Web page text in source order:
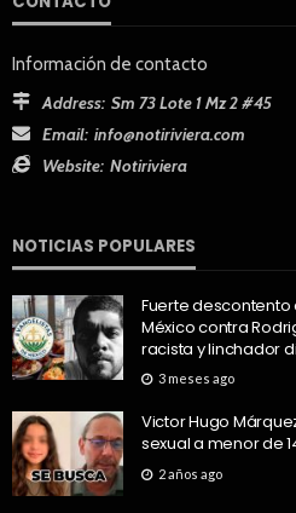
Información de contacto
Address: Sm 73 Lote 1 Mz 2 #45
Email: info@notiriviera.com
Website: Notiriviera
NOTICIAS POPULARES
Fuerte descontento
México contra
racista y linchador
3 meses ago
Victor Hugo
sexual a menor de
2 años ago